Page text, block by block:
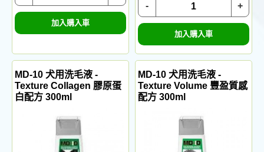
加入購入車
+
-
加入購入車
MD-10 犬用洗毛液 -
Texture Collagen 膠原蛋
白配方 300ml
MD-10 犬用洗毛液 -
Texture Volume 豐盈質感
配方 300ml